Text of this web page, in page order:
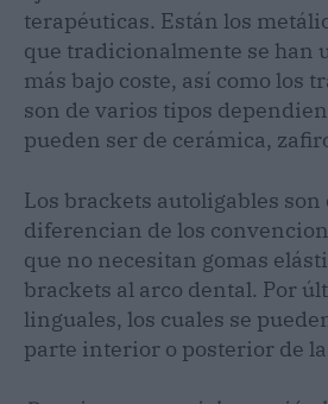
terapéuticas. Están los
que tradicionalmente se han
más bajo coste, así como los
son de varios tipos
pueden ser de cerámica,
Los brackets autoligables son
diferencian de los
que no necesitan gomas
brackets al arco dental. Por
linguales, los cuales se
parte interior o posterior de